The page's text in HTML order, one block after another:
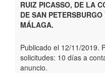
RUIZ PICASSO, DE LA
DE SAN
MÁLAGA.
Publicado el 12/11/2019.
solicitudes: 10 días a
anuncio.